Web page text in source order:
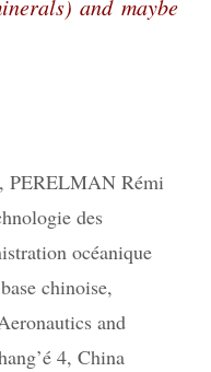
and maybe
PERELMAN Rémi
des
océanique
base chinoise,
and
4, China